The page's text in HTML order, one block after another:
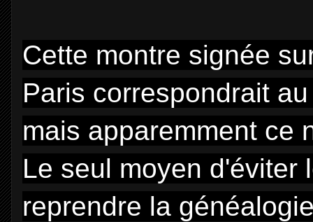
Cette montre signée
Paris correspondrait
mais apparemment ce
Le seul moyen d'éviter
reprendre la